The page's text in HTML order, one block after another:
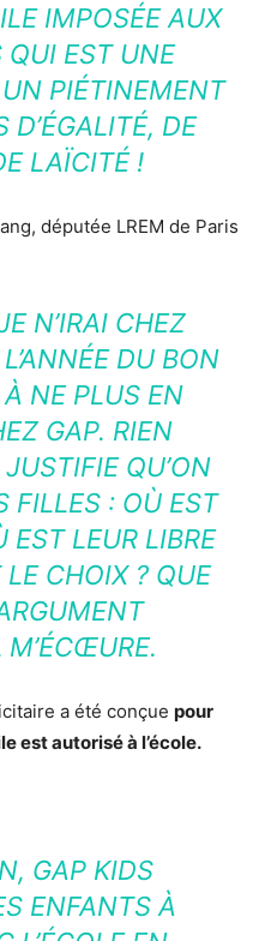
IMPOSÉE AUX
QUI EST UNE
PIÉTINEMENT
D’ÉGALITÉ, DE
LAÏCITÉ !
députée LREM de Paris
N’IRAI CHEZ
DU BON
NE PLUS EN
GAP. RIEN
QU’ON
FILLES : OÙ EST
EST LEUR LIBRE
CHOIX ? QUE
a été conçue pour
est autorisé à l’école.
GAP KIDS
ENFANTS À